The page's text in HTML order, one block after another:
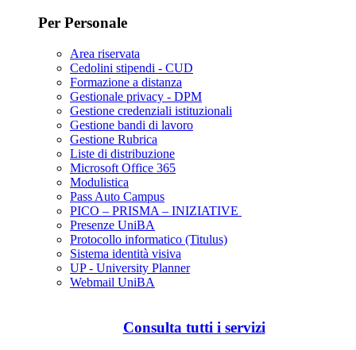
Per Personale
Area riservata
Cedolini stipendi - CUD
Formazione a distanza
Gestionale privacy - DPM
Gestione credenziali istituzionali
Gestione bandi di lavoro
Gestione Rubrica
Liste di distribuzione
Microsoft Office 365
Modulistica
Pass Auto Campus
PICO – PRISMA – INIZIATIVE
Presenze UniBA
Protocollo informatico (Titulus)
Sistema identità visiva
UP - University Planner
Webmail UniBA
Consulta tutti i servizi